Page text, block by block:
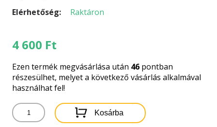
Elérhetőség:
Raktáron
4 600 Ft
Ezen termék megvásárlása után 46 pontban
részesülhet, melyet a következő vásárlás alkalmával
használhat fel!
CHEMISTRY
PRO
Kosárba